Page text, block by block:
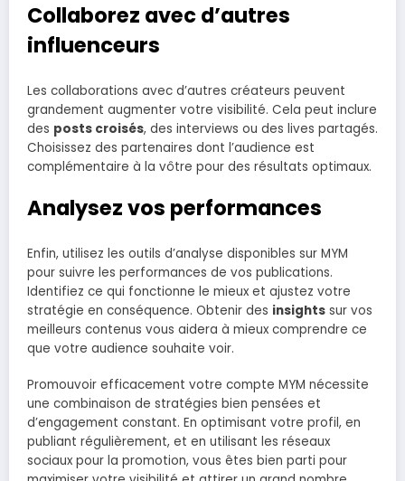
Collaborez avec d’autres
influenceurs
Les collaborations avec d’autres créateurs peuvent
grandement augmenter votre visibilité. Cela peut inclure
des posts croisés, des interviews ou des lives partagés.
Choisissez des partenaires dont l’audience est
complémentaire à la vôtre pour des résultats optimaux.
Analysez vos performances
Enfin, utilisez les outils d’analyse disponibles sur MYM
pour suivre les performances de vos publications.
Identifiez ce qui fonctionne le mieux et ajustez votre
stratégie en conséquence. Obtenir des insights sur vos
meilleurs contenus vous aidera à mieux comprendre ce
que votre audience souhaite voir.
Promouvoir efficacement votre compte MYM nécessite
une combinaison de stratégies bien pensées et
d’engagement constant. En optimisant votre profil, en
publiant régulièrement, et en utilisant les réseaux
sociaux pour la promotion, vous êtes bien parti pour